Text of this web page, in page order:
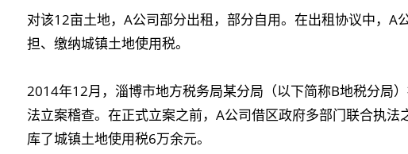
对该12亩土地，A公司部分出租，部分自用。在出租协议中，A
担、缴纳城镇土地使用税。
2014年12月，淄博市地方税务局某分局（以下简称B地税分局
法立案稽查。在正式立案之前，A公司借区政府多部门联合执
库了城镇土地使用税6万余元。